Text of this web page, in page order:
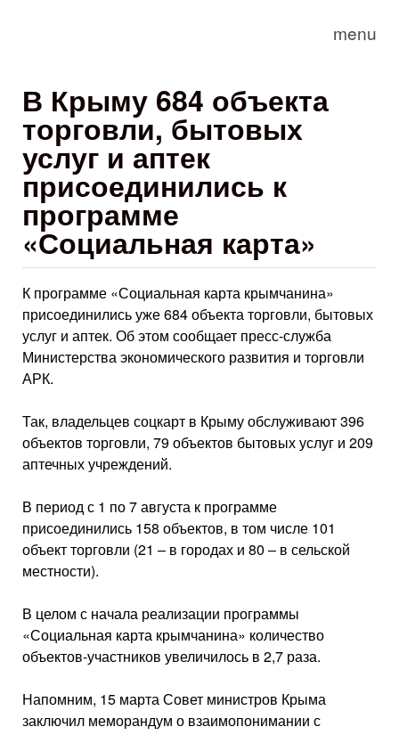
menu
В Крыму 684 объекта
торговли, бытовых
услуг и аптек
присоединились к
программе
«Социальная карта»
К программе «Социальная карта крымчанина»
присоединились уже 684 объекта торговли, бытовых
услуг и аптек. Об этом сообщает пресс-служба
Министерства экономического развития и торговли
АРК.
Так, владельцев соцкарт в Крыму обслуживают 396
объектов торговли, 79 объектов бытовых услуг и 209
аптечных учреждений.
В период с 1 по 7 августа к программе
присоединились 158 объектов, в том числе 101
объект торговли (21 – в городах и 80 – в сельской
местности).
В целом с начала реализации программы
«Социальная карта крымчанина» количество
объектов-участников увеличилось в 2,7 раза.
Напомним, 15 марта Совет министров Крыма
заключил меморандум о взаимопонимании с